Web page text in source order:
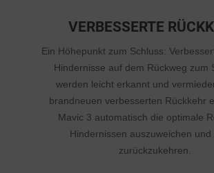
VERBESSERTE
Ein Höhepunkt zum Schluss:
Hindernisse auf dem Rückweg zum
werden leicht erkannt und
brandneuen verbesserten Rückkehr
Mavic 3 automatisch die optimale
Hindernissen auszuweichen und
zurückzukehren.